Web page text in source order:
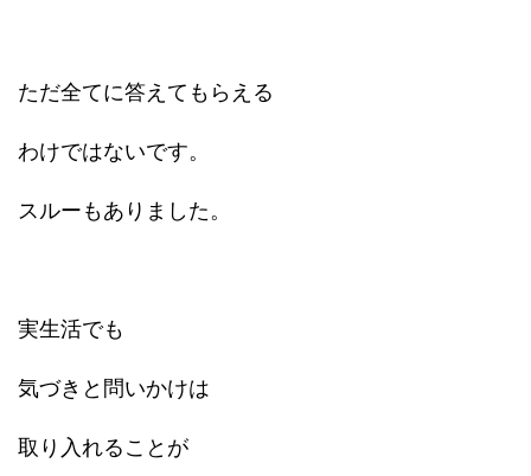
ただ全てに答えてもらえる
わけではないです。
スルーもありました。
実生活でも
気づきと問いかけは
取り入れることが